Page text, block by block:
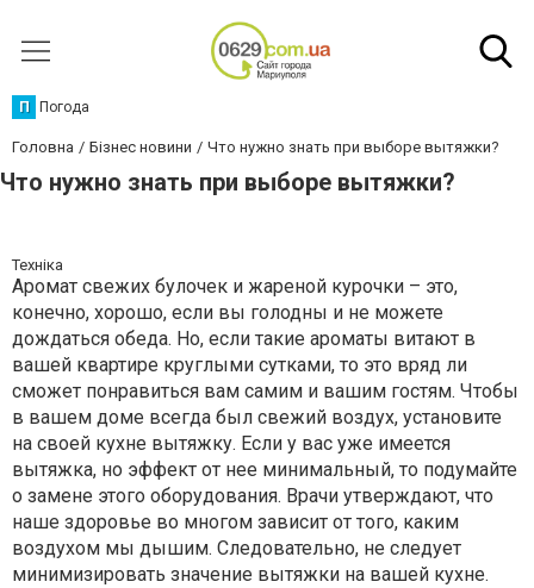
П Погода
Головна Бізнес новини Что нужно знать при выборе вытяжки?
Что нужно знать при выборе вытяжки?
Техніка
Аромат свежих булочек и жареной курочки – это,
конечно, хорошо, если вы голодны и не можете
дождаться обеда. Но, если такие ароматы витают в
вашей квартире круглыми сутками, то это вряд ли
сможет понравиться вам самим и вашим гостям. Чтобы
в вашем доме всегда был свежий воздух, установите
на своей кухне вытяжку. Если у вас уже имеется
вытяжка, но эффект от нее минимальный, то подумайте
о замене этого оборудования. Врачи утверждают, что
наше здоровье во многом зависит от того, каким
воздухом мы дышим. Следовательно, не следует
минимизировать значение вытяжки на вашей кухне.